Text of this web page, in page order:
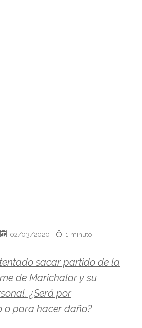
02/03/2020 1 minuto
sacar partido de la
de Marichalar y su
¿Será por
o para hacer daño?